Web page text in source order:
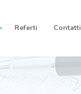
Referti Contatti